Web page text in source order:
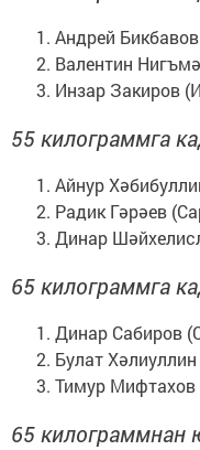
Андрей
Валентин
Инзар Закиров
55 килограммга
Айнур
Радик Гәрәев
Динар
65 килограммга
Динар Сабиров
Булат
Тимур Мифтахов
65 килограммнан